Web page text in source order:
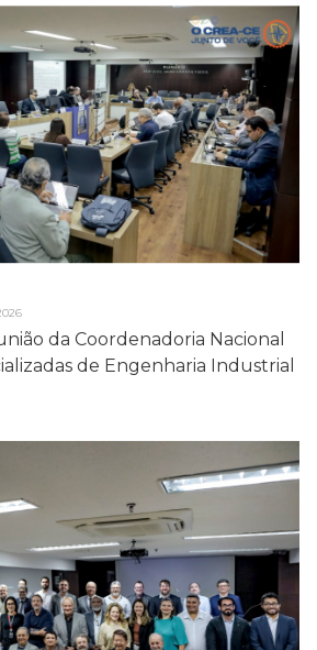
da Coordenadoria Nacional
de Engenharia Industrial